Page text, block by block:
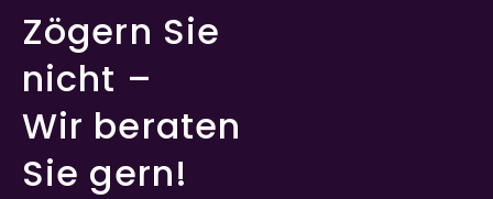
Zögern Sie
nicht –
Wir beraten
Sie gern!